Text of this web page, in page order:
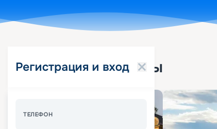
Регистрация и вход
ТЕЛЕФОН
Популярные круизы